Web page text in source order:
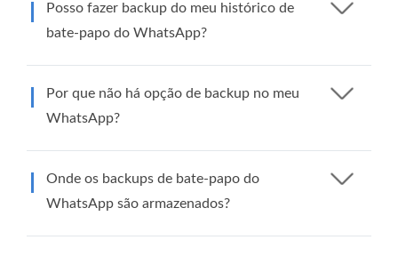
Posso fazer backup do meu histórico de
bate-papo do WhatsApp?
Por que não há opção de backup no meu
WhatsApp?
Onde os backups de bate-papo do
WhatsApp são armazenados?